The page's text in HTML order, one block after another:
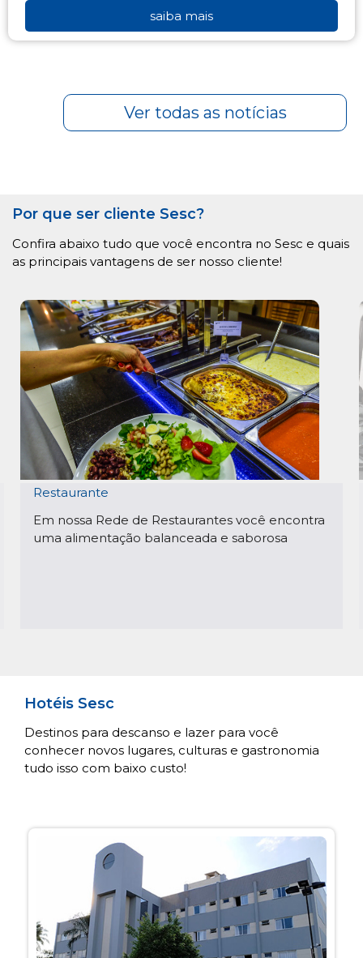
saiba mais
Ver todas as notícias
Por que ser cliente Sesc?
Confira abaixo tudo que você encontra no Sesc e quais
as principais vantagens de ser nosso cliente!
Restaurante
Em nossa Rede de Restaurantes você encontra
uma alimentação balanceada e saborosa
Hotéis Sesc
Destinos para descanso e lazer para você
conhecer novos lugares, culturas e gastronomia
tudo isso com baixo custo!